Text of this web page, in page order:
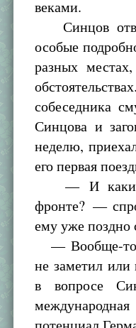
веками.
Синцов
особые
разных
собеседника
Синцова и
неделю,
его первая
— И какие
фронте? —
ему уже поздно
— Вообще-то
не заметил или
в вопросе